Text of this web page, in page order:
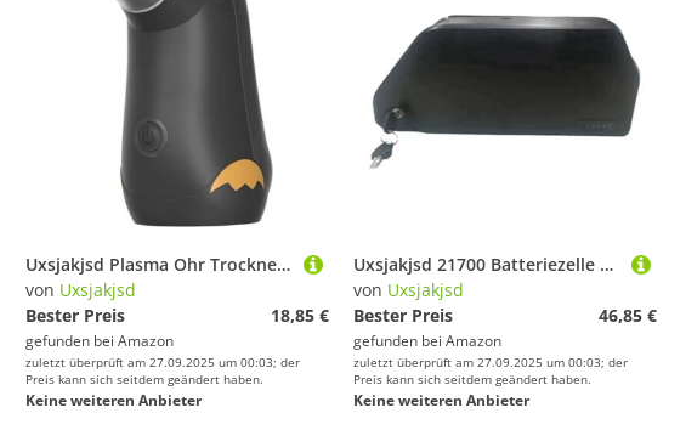
Uxsjakjsd Plasma Ohr Trockner Elektrischer Warmluft Ohr Trockner für Schwimmen Baden Wasser Einlauf A
von Uxsjakjsd
Bester Preis
18,85 €
gefunden bei Amazon
zuletzt überprüft am 27.09.2025 um 00:03; der
Preis kann sich seitdem geändert haben.
Keine weiteren Anbieter
Uxsjakjsd 21700 Batteriezelle Batteriekasten Batteriekasten für Elektrofahrrad 21700 52V Elektrofahrrad-Batteriekasten
von Uxsjakjsd
Bester Preis
46,85 €
gefunden bei Amazon
zuletzt überprüft am 27.09.2025 um 00:03; der
Preis kann sich seitdem geändert haben.
Keine weiteren Anbieter